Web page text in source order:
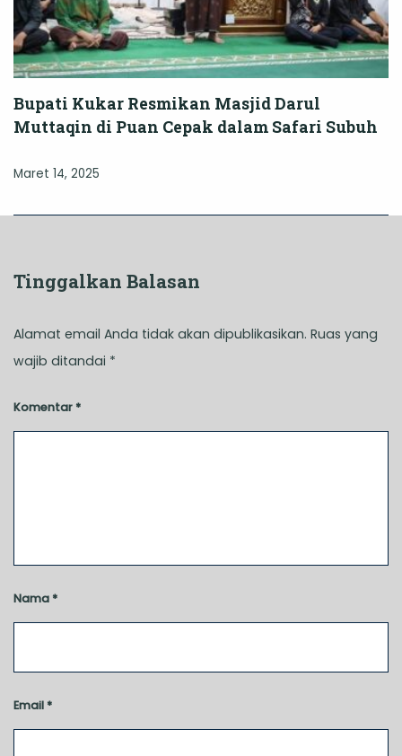
Bupati Kukar Resmikan Masjid Darul
Muttaqin di Puan Cepak dalam Safari Subuh
Maret 14, 2025
Tinggalkan Balasan
Alamat email Anda tidak akan dipublikasikan. Ruas yang
wajib ditandai *
Komentar *
Nama *
Email *